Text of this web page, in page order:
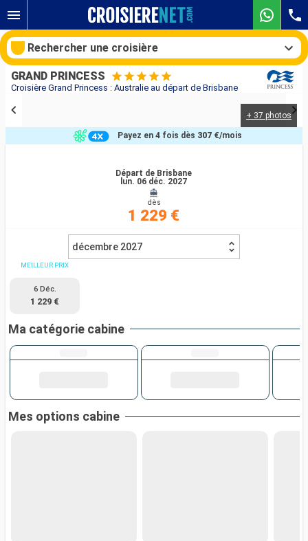
Croisière Grand Princess : Australie au départ de Brisbane
GRAND PRINCESS
+ 37 photos
Départ de Brisbane
lun. 06 déc. 2027
dès
1 229 €
Payez en 4 fois dès 307 €/mois
décembre 2027
MEILLEUR PRIX
6 Déc.
1 229 €
Ma catégorie cabine
Mes options cabine
Rechercher une croisière
Compagnies
Rechercher